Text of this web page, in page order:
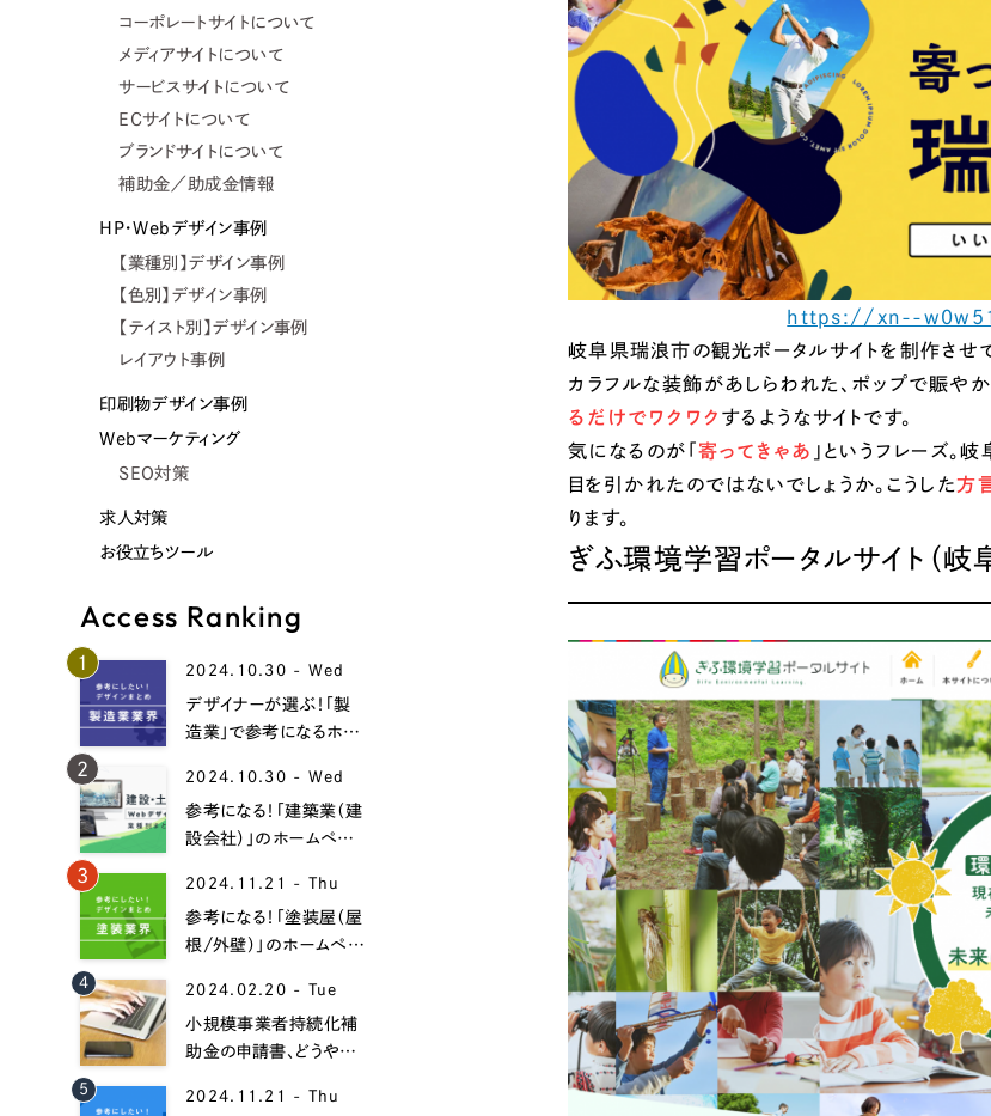
アウトソーシング（
リープ・プロジェクト
リープ・リクルーティ
その他のサービス
会社情報
SDGsに向けた取り
メディア掲載と取材
新着情報
採用情報
ブログ
リーピーブログ
代表ブログ
広報ブログ
メルマガアーカイブ
コーポレートサイトについて
メディアサイトについて
サービスサイトについて
ECサイトについて
ブランドサイトについて
補助金／助成金情報
HP・Webデザイン事例
【業種別】デザイン事例
【色別】デザイン事例
【テイスト別】デザイン事例
レイアウト事例
印刷物デザイン事例
Webマーケティング
SEO対策
求人対策
お役立ちツール
Access Ranking
1 2024.10.30 - Wed
デザイナーが選ぶ！「製
造業」で参考になるホー
19選！
2 2024.10.30 - Wed
参考になる！「建築業（建
設会社）」のホームペー
3 2024.11.21 - Thu
参考になる！「塗装屋（屋
根/外壁）」のホームペー
4 2024.02.20 - Tue
小規模事業者持続化補
助金の申請書、どうやっ
入例】
5 2024.11.21 - Thu
https://xn--
岐阜県瑞浪市の観光ポータルサイトを制作させて
カラフルな装飾があしらわれた、ポップで賑や
るだけでワクワク するようなサイトです。
気になるのが「 寄ってきゃあ 」というフレーズ
目を引かれたのではないでしょうか。こうした方
ります。
ぎふ環境学習ポータルサイト（